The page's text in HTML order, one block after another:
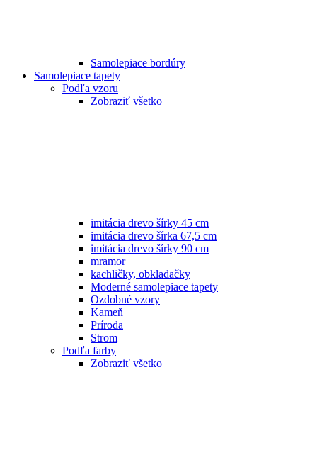
Samolepiace bordúry
Samolepiace tapety
Podľa vzoru
Zobraziť všetko
imitácia drevo šírky 45 cm
imitácia drevo šírka 67,5 cm
imitácia drevo šírky 90 cm
mramor
kachličky, obkladačky
Moderné samolepiace tapety
Ozdobné vzory
Kameň
Príroda
Strom
Podľa farby
Zobraziť všetko